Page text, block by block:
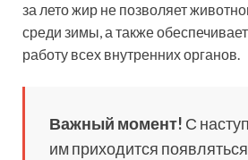
за лето жир не позволяет
среди зимы, а также
работу всех внутренних органов.
Важный момент! С
им приходится